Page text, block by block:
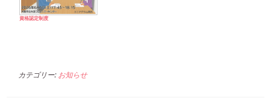
資格認定制度
カテゴリー: お知らせ